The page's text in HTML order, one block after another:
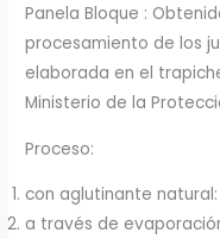
Panela Bloque :
procesamiento de los
elaborada en el
Ministerio de la
Proceso:
con aglutinante
a través de